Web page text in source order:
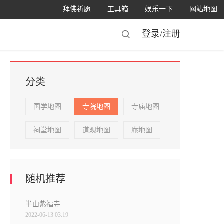
网站地图
娱乐一下
工具箱
拜佛祈愿
登录/注册
分类
国学地图 寺院地图 寺庙地图
祠堂地图 道观地图 庵地图
随机推荐
半山紫福寺
2022-06-13 03:19